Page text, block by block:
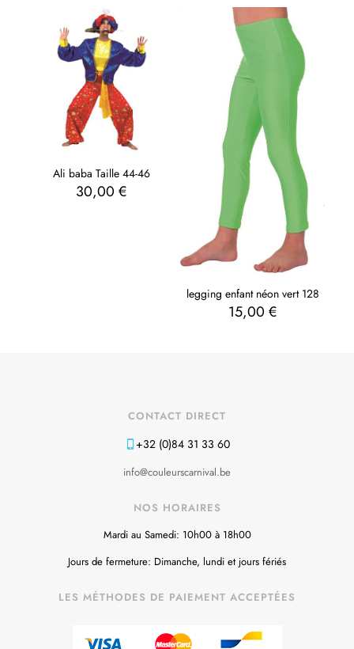
Ali baba Taille 44-46
30,00€
legging enfant néon vert 128
15,00 €
CONTACT DIRECT
+32 (0)84 31 33 60
info@couleurscarnival.be
NOS HORAIRES
Mardi au Samedi: 10h00 à 18h00
Jours de fermeture: Dimanche, lundi et jours fériés
LES MÉTHODES DE PAIEMENT ACCEPTÉES